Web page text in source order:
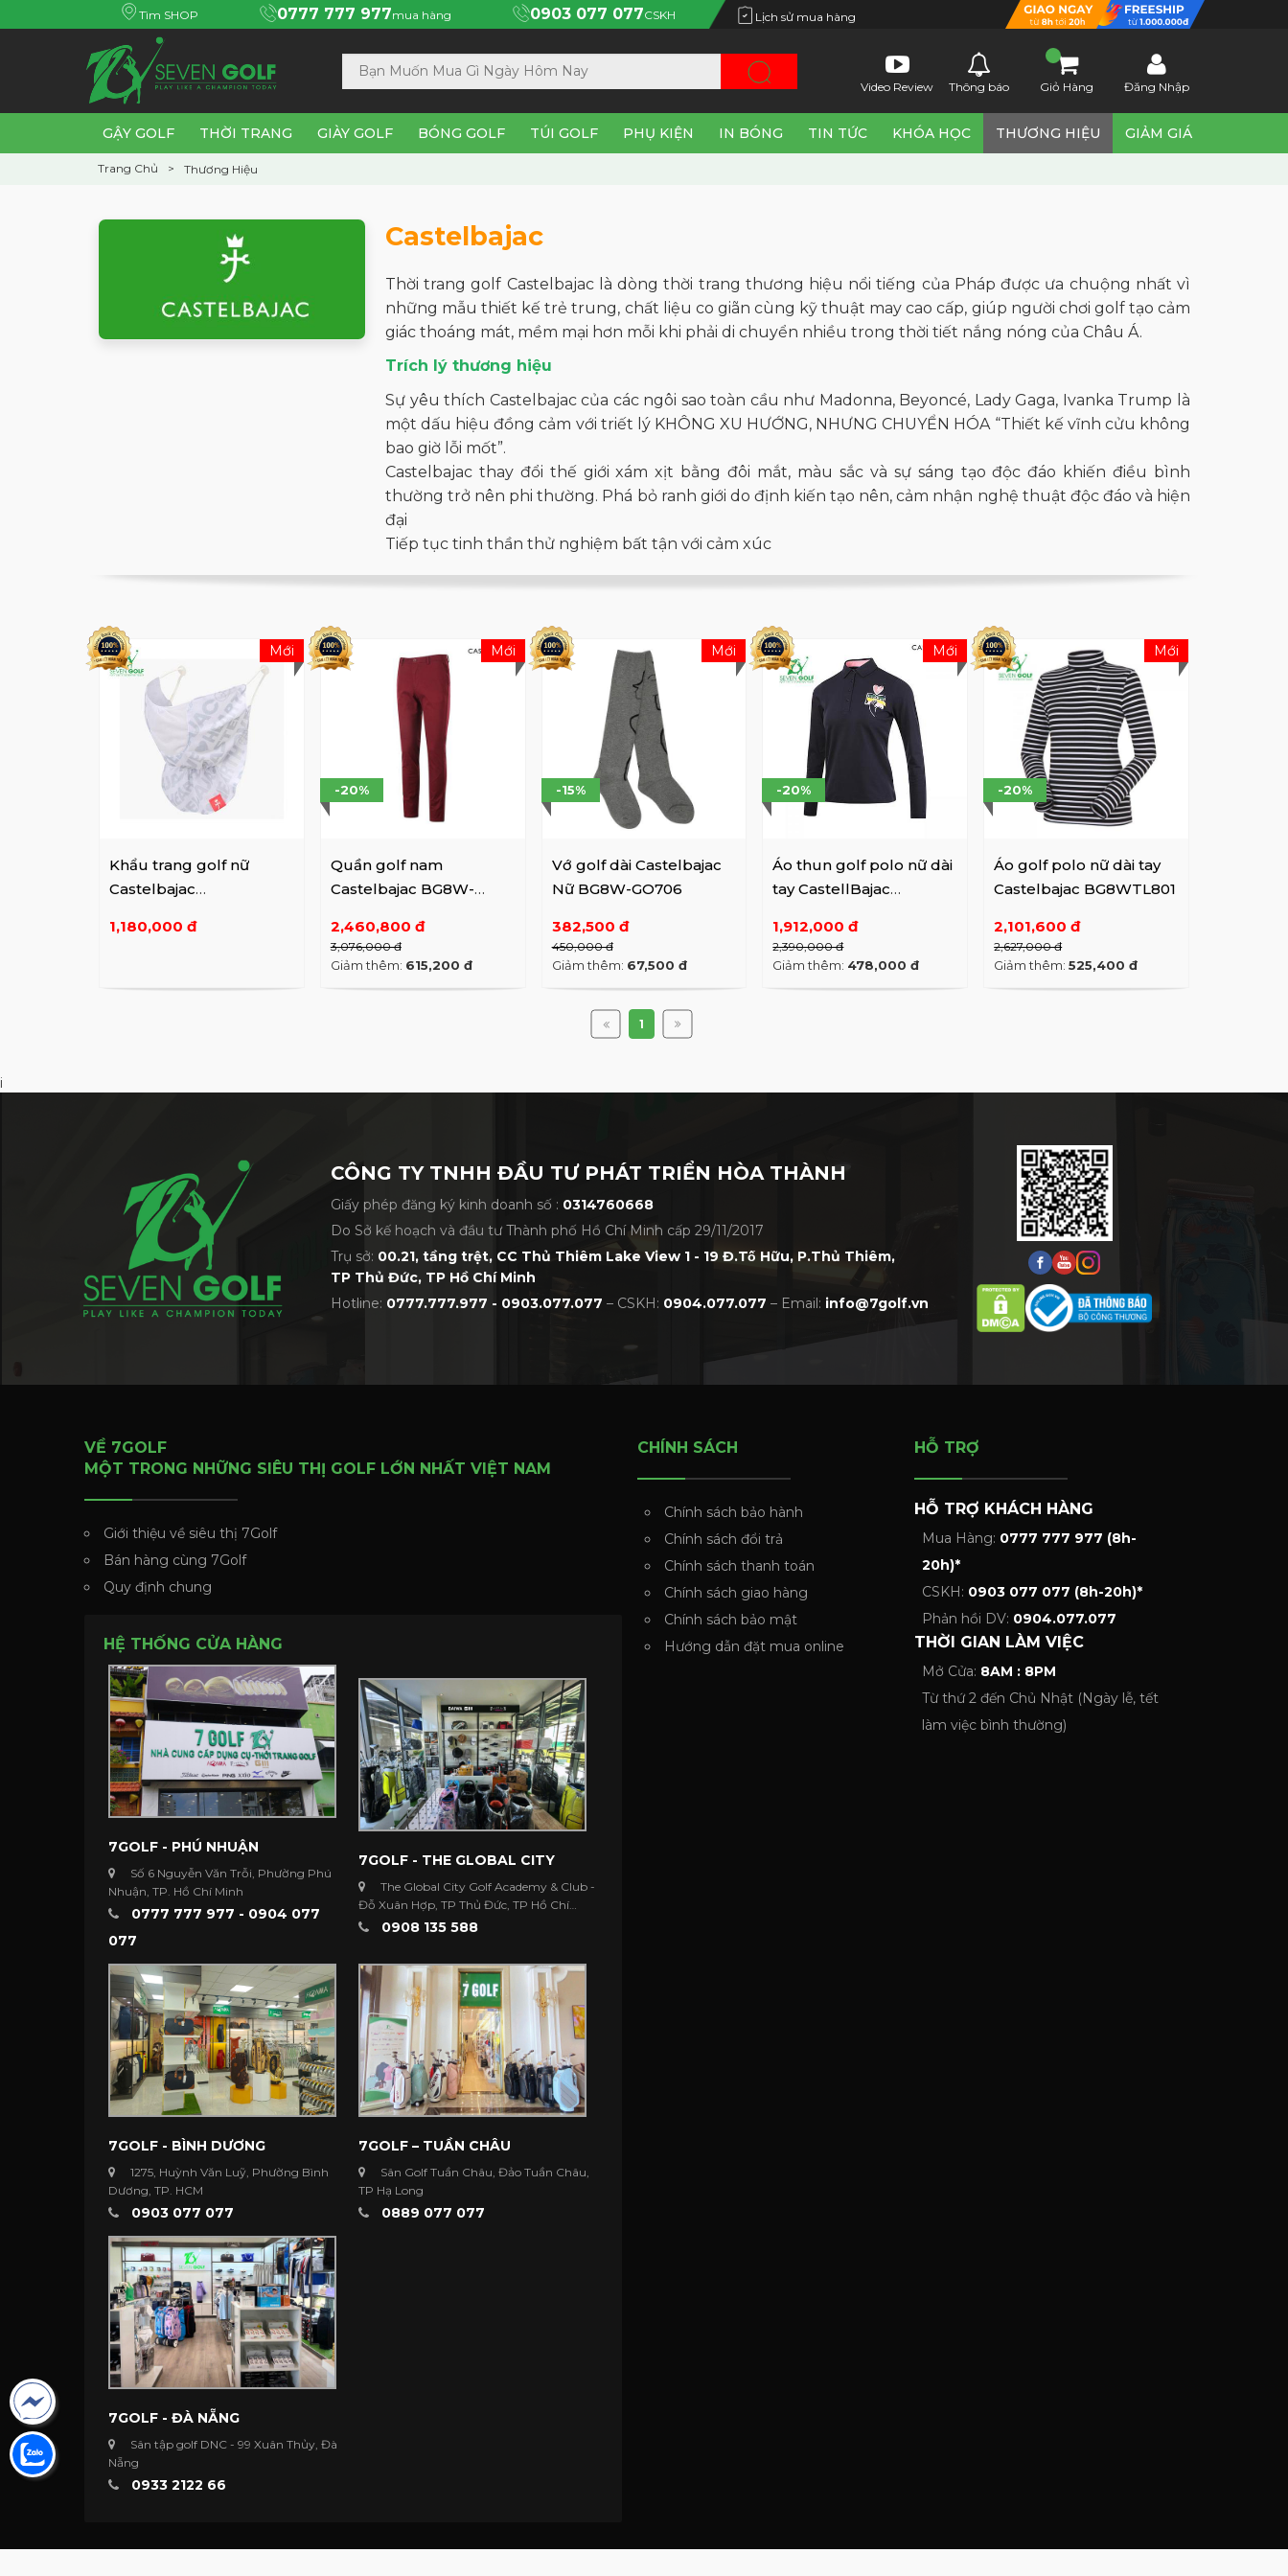
Tìm SHOP 0777 777 977mua hàng 0903 077 077CSKH Lịch sử mua hàng
Video Review Thông báo Giỏ Hàng Đăng Nhập
GẬY GOLF THỜI TRANG GIÀY GOLF BÓNG GOLF TÚI GOLF PHỤ KIỆN IN BÓNG TIN TỨC KHÓA HỌC THƯƠNG HIỆU GIẢM GIÁ
Trang Chủ Thương Hiệu
Castelbajac
Thời trang golf Castelbajac là dòng thời trang thương hiệu nổi tiếng của Pháp được ưa chuộng nhất vì
những mẫu thiết kế trẻ trung, chất liệu co giãn cùng kỹ thuật may cao cấp, giúp người chơi golf tạo cảm
giác thoáng mát, mềm mại hơn mỗi khi phải di chuyển nhiều trong thời tiết nắng nóng của Châu Á.
Trích lý thương hiệu
Sự yêu thích Castelbajac của các ngôi sao toàn cầu như Madonna, Beyoncé, Lady Gaga, Ivanka Trump là
một dấu hiệu đồng cảm với triết lý KHÔNG XU HƯỚNG, NHƯNG CHUYỂN HÓA “Thiết kế vĩnh cửu không
bao giờ lỗi mốt”.
Castelbajac thay đổi thế giới xám xịt bằng đôi mắt, màu sắc và sự sáng tạo độc đáo khiến điều bình
thường trở nên phi thường. Phá bỏ ranh giới do định kiến ​​tạo nên, cảm nhận nghệ thuật độc đáo và hiện
đại
Tiếp tục tinh thần thử nghiệm bất tận với cảm xúc
Khẩu trang golf nữ
Castelbajac
1,180,000 đ
Mới
Quần golf nam
Castelbajac BG8W-
2,460,800 đ
3,076,000 đ
-20%
Giảm thêm: 615,200 đ
Mới
Vớ golf dài Castelbajac
Nữ BG8W-GO706
382,500 đ
450,000 đ
-15%
Giảm thêm: 67,500 đ
Mới
Áo thun golf polo nữ dài
tay CastellBajac
1,912,000 đ
2,390,000 đ
-20%
Giảm thêm: 478,000 đ
Mới
Áo golf polo nữ dài tay
Castelbajac BG8WTL801
2,101,600 đ
2,627,000 đ
-20%
Giảm thêm:525,400 đ
Mới
1
i
CÔNG TY TNHH ĐẦU TƯ PHÁT TRIỂN HÒA THÀNH
Giấy phép đăng ký kinh doanh số : 0314760668
Do Sở kế hoạch và đầu tư Thành phố Hồ Chí Minh cấp 29/11/2017
Trụ sở: 00.21, tầng trệt, CC Thủ Thiêm Lake View 1 - 19 Đ.Tố Hữu, P.Thủ Thiêm,
TP Thủ Đức, TP Hồ Chí Minh
Hotline: 0777.777.977 - 0903.077.077 – CSKH: 0904.077.077 – Email: info@7golf.vn
VỀ 7GOLF
MỘT TRONG NHỮNG SIÊU THỊ GOLF LỚN NHẤT VIỆT NAM
Giới thiệu về siêu thị 7Golf
Bán hàng cùng 7Golf
Quy định chung
HỆ THỐNG CỬA HÀNG
7GOLF - PHÚ NHUẬN
Số 6 Nguyễn Văn Trỗi, Phường Phú
Nhuận, TP. Hồ Chí Minh
0777 777 977 - 0904 077
077
7GOLF - THE GLOBAL CITY
The Global City Golf Academy & Club -
Đỗ Xuân Hợp, TP Thủ Đức, TP Hồ Chí
Minh0908 135 588
7GOLF - BÌNH DƯƠNG
1275, Huỳnh Văn Luỹ, Phường Bình
Dương, TP. HCM
0903 077 077
7GOLF – TUẦN CHÂU
Sân Golf Tuần Châu, Đảo Tuần Châu,
TP Hạ Long
0889 077 077
7GOLF - ĐÀ NẴNG
Sân tập golf DNC - 99 Xuân Thủy, Đà
Nẵng
0933 2122 66
CHÍNH SÁCH
Chính sách bảo hành
Chính sách đổi trả
Chính sách thanh toán
Chính sách giao hàng
Chính sách bảo mật
Hướng dẫn đặt mua online
HỖ TRỢ
HỖ TRỢ KHÁCH HÀNG
Mua Hàng: 0777 777 977 (8h-
20h)*
CSKH: 0903 077 077 (8h-20h)*
Phản hồi DV: 0904.077.077
THỜI GIAN LÀM VIỆC
Mở Cửa: 8AM : 8PM
Từ thứ 2 đến Chủ Nhật (Ngày lễ, tết
làm việc bình thường)